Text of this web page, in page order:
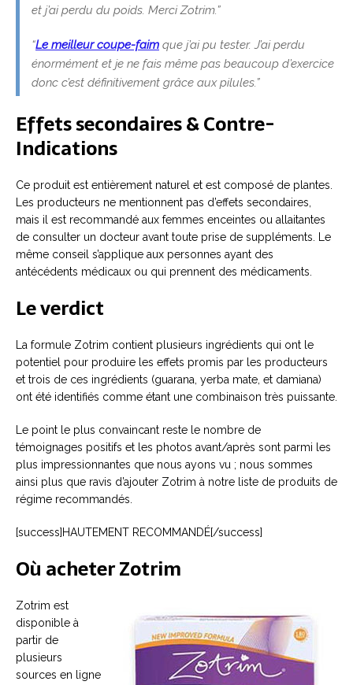
et j’ai perdu du poids. Merci Zotrim.”
“Le meilleur coupe-faim que j’ai pu tester. J’ai perdu
énormément et je ne fais même pas beaucoup d’exercice
donc c’est définitivement grâce aux pilules.”
Effets secondaires & Contre-
Indications
Ce produit est entièrement naturel et est composé de plantes.
Les producteurs ne mentionnent pas d’effets secondaires,
mais il est recommandé aux femmes enceintes ou allaitantes
de consulter un docteur avant toute prise de suppléments. Le
même conseil s’applique aux personnes ayant des
antécédents médicaux ou qui prennent des médicaments.
Le verdict
La formule Zotrim contient plusieurs ingrédients qui ont le
potentiel pour produire les effets promis par les producteurs
et trois de ces ingrédients (guarana, yerba mate, et damiana)
ont été identifiés comme étant une combinaison très puissante.
Le point le plus convaincant reste le nombre de
témoignages positifs et les photos avant/après sont parmi les
plus impressionnantes que nous ayons vu ; nous sommes
ainsi plus que ravis d’ajouter Zotrim à notre liste de produits de
régime recommandés.
[success]HAUTEMENT RECOMMANDÉ[/success]
Où acheter Zotrim
Zotrim est
disponible à
partir de
plusieurs
sources en ligne